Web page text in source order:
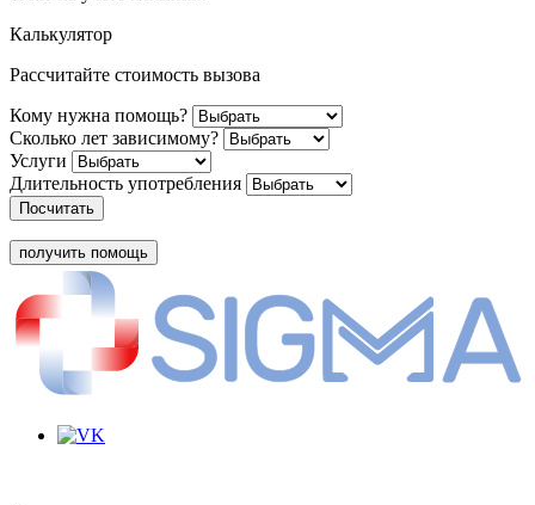
Калькулятор
Рассчитайте стоимость вызова
Кому нужна помощь?
Сколько лет зависимому?
Услуги
Длительность употребления
Посчитать
получить помощь